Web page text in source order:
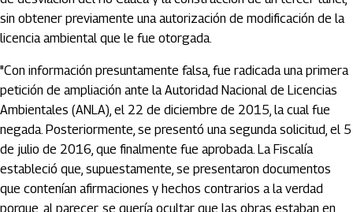
sin obtener previamente una autorización de modificación de la
licencia ambiental que le fue otorgada.
"Con información presuntamente falsa, fue radicada una primera
petición de ampliación ante la Autoridad Nacional de Licencias
Ambientales (ANLA), el 22 de diciembre de 2015, la cual fue
negada. Posteriormente, se presentó una segunda solicitud, el 5
de julio de 2016, que finalmente fue aprobada. La Fiscalía
estableció que, supuestamente, se presentaron documentos
que contenían afirmaciones y hechos contrarios a la verdad
porque, al parecer, se quería ocultar que las obras estaban en